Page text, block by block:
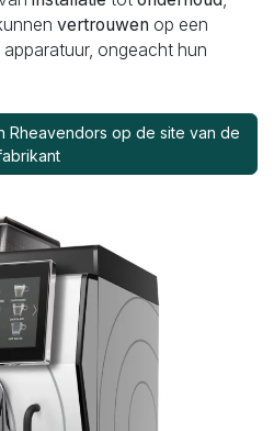
vertrouwen op een
ongeacht hun
Rheavendors op de site van de